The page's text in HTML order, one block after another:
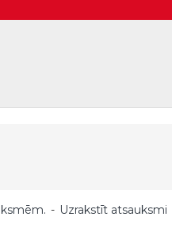
- Uzrakstīt atsauksmi